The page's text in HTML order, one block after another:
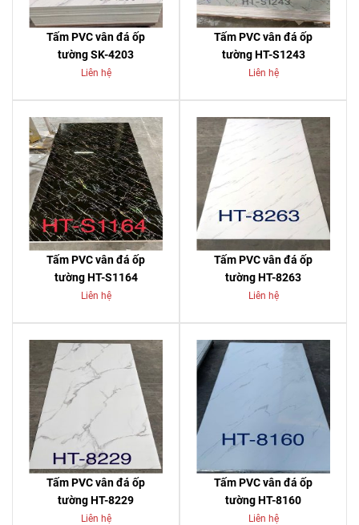
Tấm PVC vân đá ốp
tường SK-4203
Liên hệ
Tấm PVC vân đá ốp
tường HT-S1243
Liên hệ
Tấm PVC vân đá ốp
tường HT-S1164
Liên hệ
Tấm PVC vân đá ốp
tường HT-8263
Liên hệ
Tấm PVC vân đá ốp
tường HT-8229
Liên hệ
Tấm PVC vân đá ốp
tường HT-8160
Liên hệ